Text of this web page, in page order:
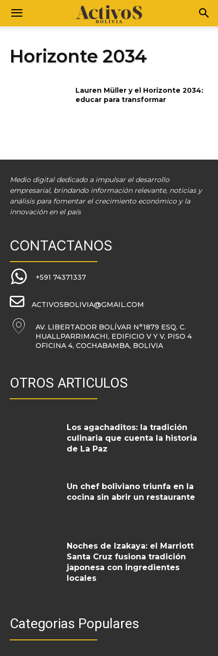
Horizonte 2034
Lauren Müller y el Horizonte 2034:
educar para transformar
Medio digital dedicado a impulsar el desarrollo
empresarial, brindando información relevante, noticias y
análisis para fomentar el crecimiento económico y la
innovación en el país
CONTACTANOS
+591 74371337
ACTIVOSBOLIVIA@GMAIL.COM
AV. LIBERTADOR BOLÍVAR N°1879 ESQ. C.
HUALLPARRIMACHI, EDIFICIO V Y V, PISO 4
OFICINA 4, COCHABAMBA, BOLIVIA
OTROS ARTICULOS
Los agachaditos: la tradición
culinaria que cuenta la historia
de La Paz
Un chef boliviano triunfa en la
cocina sin abrir un restaurante
Noches de Izakaya: el Marriott
Santa Cruz fusiona tradición
japonesa con ingredientes
locales
Categorias Populares